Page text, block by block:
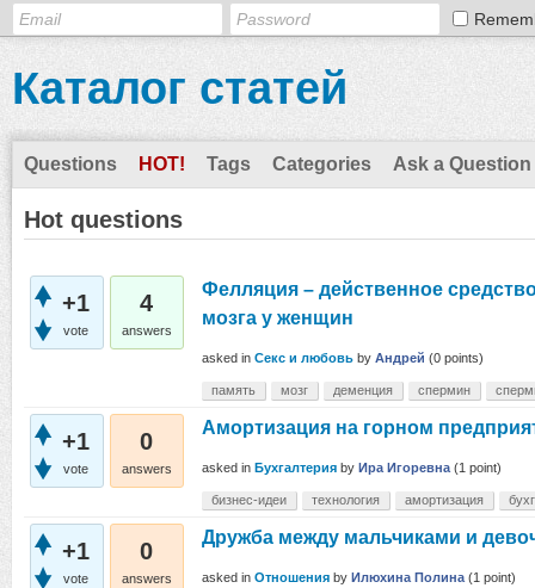
Каталог статей
Questions HOT! Tags Categories Ask a Question
Hot questions
+1
vote
4
answers
Фелляция – действенное
мозга у женщин
asked in Секс и любовь by Андрей (0 points)
память мозг деменция спермин
+1
vote
0
answers
Амортизация на горном
asked in Бухгалтерия by Ира Игоревна (1 point)
бизнес-идеи технология амортизация
+1
vote
0
answers
Дружба между мальчиками и
asked in Отношения by Илюхина Полина (1 point)